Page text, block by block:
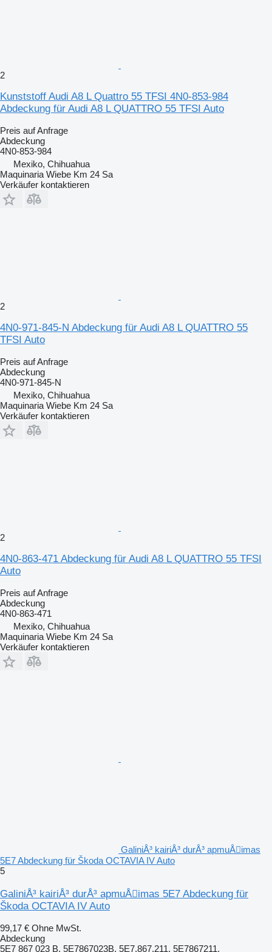
2
Kunststoff Audi A8 L Quattro 55 TFSI 4N0-853-984
Abdeckung für Audi A8 L QUATTRO 55 TFSI Auto
Preis auf Anfrage
Abdeckung
4N0-853-984
Mexiko, Chihuahua
Maquinaria Wiebe Km 24 Sa
Verkäufer kontaktieren
2
4N0-971-845-N Abdeckung für Audi A8 L QUATTRO 55
TFSI Auto
Preis auf Anfrage
Abdeckung
4N0-971-845-N
Mexiko, Chihuahua
Maquinaria Wiebe Km 24 Sa
Verkäufer kontaktieren
2
4N0-863-471 Abdeckung für Audi A8 L QUATTRO 55 TFSI
Auto
Preis auf Anfrage
Abdeckung
4N0-863-471
Mexiko, Chihuahua
Maquinaria Wiebe Km 24 Sa
Verkäufer kontaktieren
GaliniÅ³ kairiÅ³ durÅ³ apmuÅimas
5E7 Abdeckung für Škoda OCTAVIA IV Auto
5
GaliniÅ³ kairiÅ³ durÅ³ apmuÅimas 5E7 Abdeckung für
Škoda OCTAVIA IV Auto
99,17 € Ohne MwSt.
Abdeckung
5E7 867 023 B, 5E7867023B, 5E7.867.211, 5E7867211,